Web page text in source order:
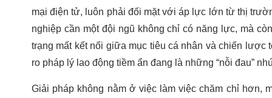
mại điện tử, luôn phải đối mặt với áp lực lớn từ thị
nghiệp cần một đội ngũ không chỉ có năng lực, mà
trạng mất kết nối giữa mục tiêu cá nhân và chiến lược
ro pháp lý lao động tiềm ẩn đang là những “nỗi đau”
Giải pháp không nằm ở việc làm việc chăm chỉ hơn,